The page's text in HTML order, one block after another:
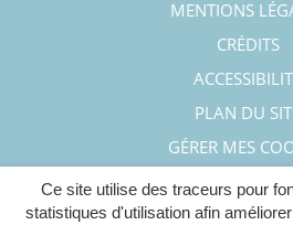
Ce site utilise des traceurs pour
statistiques d'utilisation afin
MENTIONS
CRÉDITS
PLAN DU
GÉRER MES